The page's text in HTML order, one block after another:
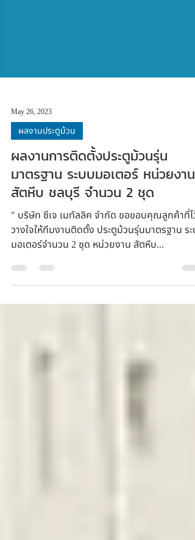
May 26, 2023
ผลงานประตูม้วน
ผลงานการติดตั้งประตูม้วนรุ่น
มาตรฐาน ระบบมอเตอร์ หน่วยงาน
สัตหีบ ชลบุรี จำนวน 2 ชุด
" บริษัท ซีเจ เมทัลลิค จำกัด ขอขอบคุณลูกค้าที่ไว้